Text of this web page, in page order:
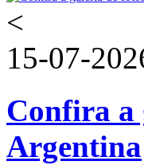
<
15-07-
Confira a
Argentina